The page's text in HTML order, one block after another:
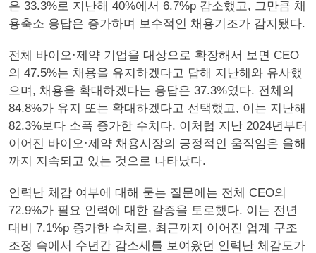
은 33.3%로 지난해 40%에서 6.7%p 감소했고, 그만큼 채
용축소 응답은 증가하며 보수적인 채용기조가 감지됐다.
전체 바이오·제약 기업을 대상으로 확장해서 보면 CEO
의 47.5%는 채용을 유지하겠다고 답해 지난해와 유사했
으며, 채용을 확대하겠다는 응답은 37.3%였다. 전체의
84.8%가 유지 또는 확대하겠다고 선택했고, 이는 지난해
82.3%보다 소폭 증가한 수치다. 이처럼 지난 2024년부터
이어진 바이오·제약 채용시장의 긍정적인 움직임은 올해
까지 지속되고 있는 것으로 나타났다.
인력난 체감 여부에 대해 묻는 질문에는 전체 CEO의
72.9%가 필요 인력에 대한 갈증을 토로했다. 이는 전년
대비 7.1%p 증가한 수치로, 최근까지 이어진 업계 구조
조정 속에서 수년간 감소세를 보여왔던 인력난 체감도가